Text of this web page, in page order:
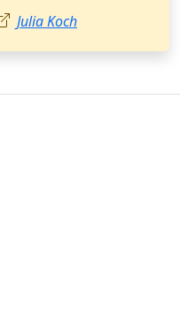
Clara Weber